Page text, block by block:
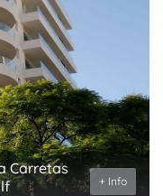
Carretas
+ Info